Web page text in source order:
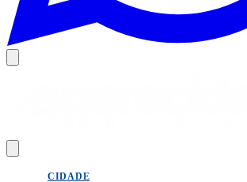
CIDADE